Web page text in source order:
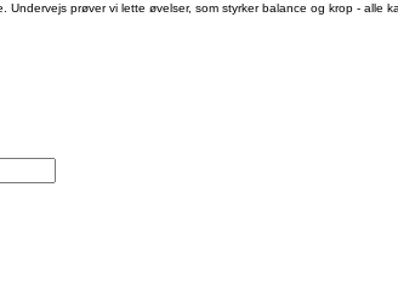
prøver vi lette øvelser, som styrker balance og krop - alle